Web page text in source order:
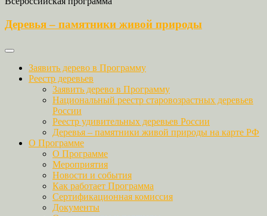
Деревья – памятники живой природы
Заявить дерево в Программу
Реестр деревьев
Заявить дерево в Программу
Национальный реестр старовозрастных деревьев
России
Реестр удивительных деревьев России
Деревья – памятники живой природы на карте РФ
О Программе
О Программе
Мероприятия
Новости и события
Как работает Программа
Сертификационная комиссия
Документы